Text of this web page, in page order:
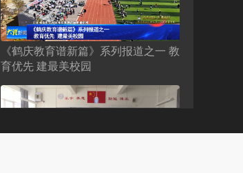
《鹤庆教育谱新篇》系列报道之一 教
育优先 建最美校园